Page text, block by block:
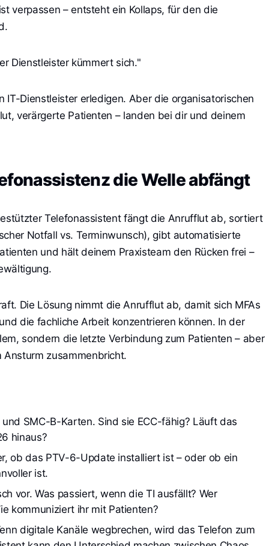
verpassen – entsteht ein Kollaps, für den die
Dienstleister kümmert sich."
IT-Dienstleister erledigen. Aber die organisatorischen
verärgerte Patienten – landen bei dir und deinem
die Welle abfängt
Telefonassistent fängt die Anrufflut ab, sortiert
Notfall vs. Terminwunsch), gibt automatisierte
und hält deinem Praxisteam den Rücken frei –
Die Lösung nimmt die Anrufflut ab, damit sich MFAs
die fachliche Arbeit konzentrieren können. In der
sondern die letzte Verbindung zum Patienten – aber
zusammenbricht.
SMC-B-Karten. Sind sie ECC-fähig? Läuft das
hinaus?
ob das PTV-6-Update installiert ist – oder ob ein
ist.
vor. Was passiert, wenn die TI ausfällt? Wer
kommuniziert ihr mit Patienten?
digitale Kanäle wegbrechen, wird das Telefon zum